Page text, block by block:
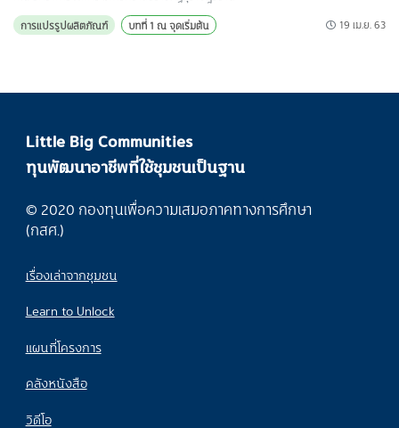
การแปรรูปผลิตภัณฑ์
บทที่ 1 ณ จุดเริ่มต้น 19 เม.ย. 63
Little Big Communities
ทุนพัฒนาอาชีพที่ใช้ชุมชนเป็นฐาน
© 2020 กองทุนเพื่อความเสมอภาคทางการศึกษา
(กสศ.)
เรื่องเล่าจากชุมชน
Learn to Unlock
แผนที่โครงการ
คลังหนังสือ
วิดีโอ